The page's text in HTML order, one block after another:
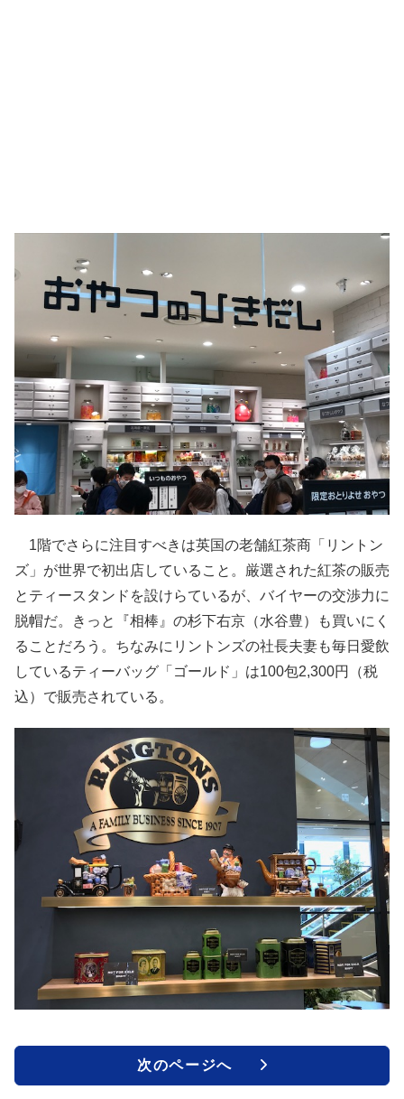
1階でさらに注目すべきは英国の老舗紅茶商「リントン
ズ」が世界で初出店していること。厳選された紅茶の販売
とティースタンドを設けらているが、バイヤーの交渉力に
脱帽だ。きっと『相棒』の杉下右京（水谷豊）も買いにく
ることだろう。ちなみにリントンズの社長夫妻も毎日愛飲
しているティーバッグ「ゴールド」は100包2,300円（税
込）で販売されている。
次のページへ